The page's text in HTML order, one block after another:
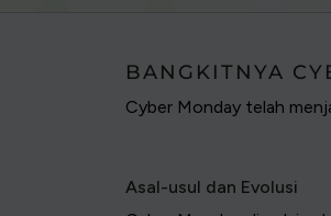
BANGKITNYA
Cyber Monday telah
Asal-usul dan Evolusi